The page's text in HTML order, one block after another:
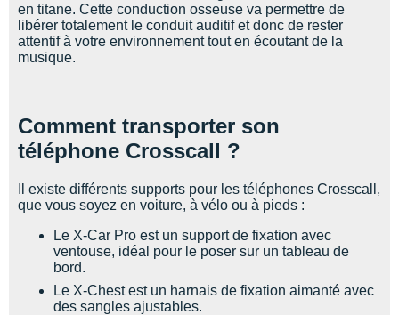
en titane. Cette conduction osseuse va permettre de
libérer totalement le conduit auditif et donc de rester
attentif à votre environnement tout en écoutant de la
musique.
Comment transporter son
téléphone Crosscall ?
Il existe différents supports pour les téléphones Crosscall,
que vous soyez en voiture, à vélo ou à pieds :
Le X-Car Pro est un support de fixation avec
ventouse, idéal pour le poser sur un tableau de
bord.
Le X-Chest est un harnais de fixation aimanté avec
des sangles ajustables.